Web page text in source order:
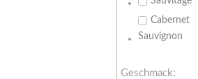
Cabernet
Sauvignon
Geschmack: